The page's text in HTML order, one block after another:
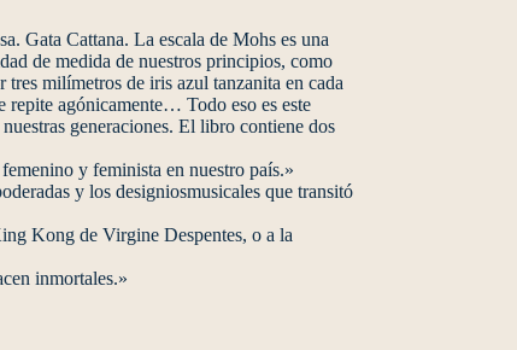
Gata Cattana. La escala de Mohs es una
de medida de nuestros principios, como
milímetros de iris azul tanzanita en cada
repite agónicamente… Todo eso es este
generaciones. El libro contiene dos
y feminista en nuestro país.»
y los designiosmusicales que transitó
Kong de Virgine Despentes, o a la
inmortales.»